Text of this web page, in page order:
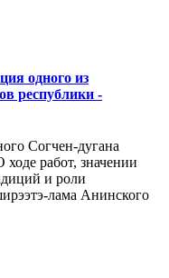
одного из
республики -
Согчен-дугана
работ, значении
и роли
лама Анинского